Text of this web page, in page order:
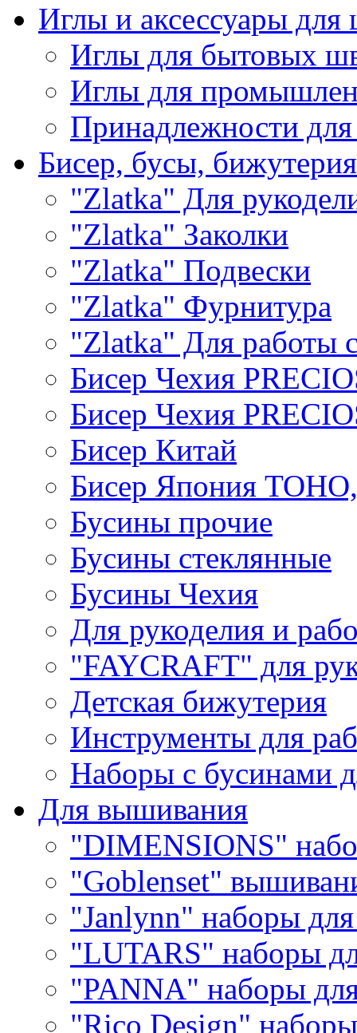
Иглы и аксессуары
Иглы для бытовых
Иглы для
Принадлежности
Бисер, бусы, бижутерия
"Zlatka" Для
"Zlatka" Заколки
"Zlatka" Подвески
"Zlatka" Фурнитура
"Zlatka" Для работы
Бисер Чехия
Бисер Чехия
Бисер Китай
Бисер Япония
Бусины прочие
Бусины стеклянные
Бусины Чехия
Для рукоделия и
"FAYCRAFT" для
Детская бижутерия
Инструменты для
Наборы с бусинами
Для вышивания
"DIMENSIONS"
"Goblenset"
"Janlynn" наборы
"LUTARS" наборы
"PANNA" наборы
"Rico Design"